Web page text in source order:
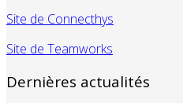
Site de Connecthys
Site de Teamworks
Dernières actualités